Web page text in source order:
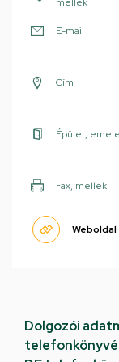
E-mail
Cím
Épület,
Fax, mellék
Weboldal
Dolgozói